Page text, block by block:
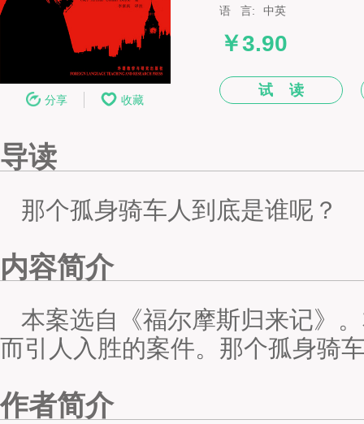
分享 收藏
语 言:
中英
￥3.90
试 读
导读
那个孤身骑车人到底是谁呢？
内容简介
本案选自《福尔摩斯归来记》
而引人入胜的案件。那个孤身骑
作者简介